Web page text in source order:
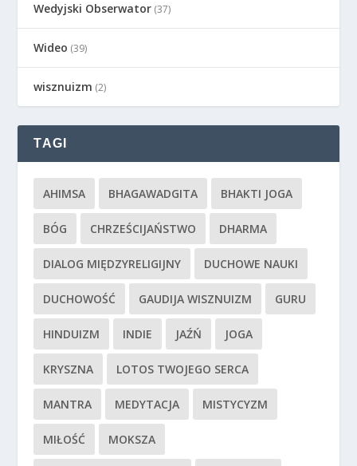
Wedyjski Obserwator (37)
Wideo (39)
wisznuizm (2)
TAGI
AHIMSA BHAGAWADGITA BHAKTI JOGA
BÓG CHRZEŚCIJAŃSTWO DHARMA
DIALOG MIĘDZYRELIGIJNY DUCHOWE NAUKI
DUCHOWOŚĆ GAUDIJA WISZNUIZM GURU
HINDUIZM INDIE JAŹŃ JOGA
KRYSZNA LOTOS TWOJEGO SERCA
MANTRA MEDYTACJA MISTYCYZM
MIŁOŚĆ MOKSZA